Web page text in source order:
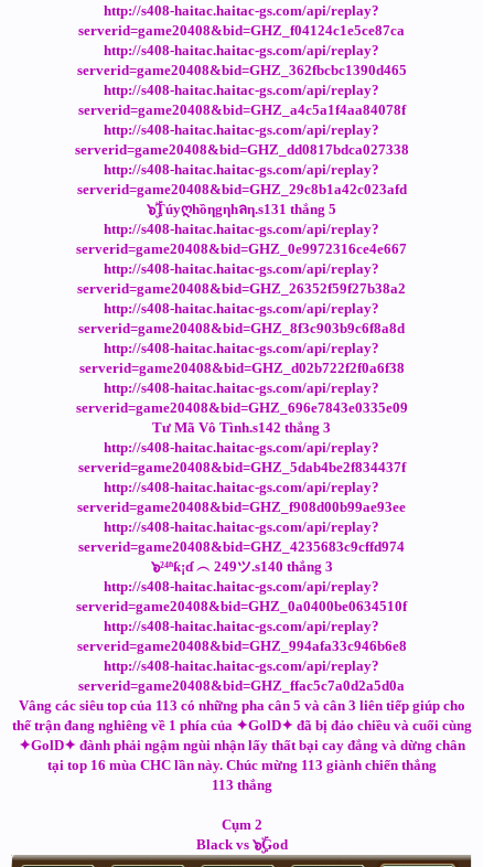
http://s408-haitac.haitac-gs.com/api/replay?
serverid=game20408&bid=GHZ_f04124c1e5ce87ca
http://s408-haitac.haitac-gs.com/api/replay?
serverid=game20408&bid=GHZ_362fbcbc1390d465
http://s408-haitac.haitac-gs.com/api/replay?
serverid=game20408&bid=GHZ_a4c5a1f4aa84078f
http://s408-haitac.haitac-gs.com/api/replay?
serverid=game20408&bid=GHZ_dd0817bdca027338
http://s408-haitac.haitac-gs.com/api/replay?
serverid=game20408&bid=GHZ_29c8b1a42c023afd
๖ۣۜTúyღhồηgηhลη.s131 thắng 5
http://s408-haitac.haitac-gs.com/api/replay?
serverid=game20408&bid=GHZ_0e9972316ce4e667
http://s408-haitac.haitac-gs.com/api/replay?
serverid=game20408&bid=GHZ_26352f59f27b38a2
http://s408-haitac.haitac-gs.com/api/replay?
serverid=game20408&bid=GHZ_8f3c903b9c6f8a8d
http://s408-haitac.haitac-gs.com/api/replay?
serverid=game20408&bid=GHZ_d02b722f2f0a6f38
http://s408-haitac.haitac-gs.com/api/replay?
serverid=game20408&bid=GHZ_696e7843e0335e09
Tư Mã Vô Tình.s142 thắng 3
http://s408-haitac.haitac-gs.com/api/replay?
serverid=game20408&bid=GHZ_5dab4be2f834437f
http://s408-haitac.haitac-gs.com/api/replay?
serverid=game20408&bid=GHZ_f908d00b99ae93ee
http://s408-haitac.haitac-gs.com/api/replay?
serverid=game20408&bid=GHZ_4235683c9cffd974
๖²⁴ʱƙ¡ɗ ︵ 249ツ.s140 thắng 3
http://s408-haitac.haitac-gs.com/api/replay?
serverid=game20408&bid=GHZ_0a0400be0634510f
http://s408-haitac.haitac-gs.com/api/replay?
serverid=game20408&bid=GHZ_994afa33c946b6e8
http://s408-haitac.haitac-gs.com/api/replay?
serverid=game20408&bid=GHZ_ffac5c7a0d2a5d0a
Vâng các siêu top của 113 có những pha cân 5 và cân 3 liên tiếp giúp cho
thế trận đang nghiêng về 1 phía của ✦GolD✦ đã bị đảo chiều và cuối cùng
✦GolD✦ đành phải ngậm ngùi nhận lấy thất bại cay đắng và dừng chân
tại top 16 mùa CHC lần này. Chúc mừng 113 giành chiến thắng
113 thắng
Cụm 2
Black vs ๖ۣۜGod